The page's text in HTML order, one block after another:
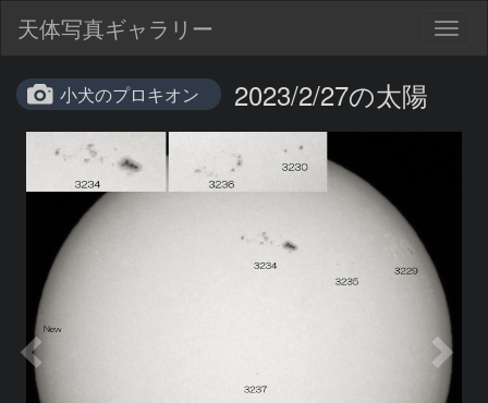
天体写真ギャラリー
小犬のプロキオン 2023/2/27の太陽